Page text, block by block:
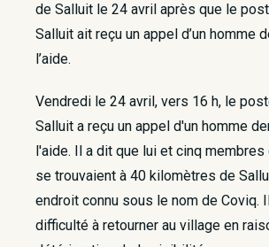
de Salluit le 24 avril après que le
Salluit ait reçu un appel d’un homme
l’aide.
Vendredi le 24 avril, vers 16 h, le
Salluit a reçu un appel d'un homme
l'aide. Il a dit que lui et cinq
se trouvaient à 40 kilomètres de
endroit connu sous le nom de Coviq.
difficulté à retourner au village en